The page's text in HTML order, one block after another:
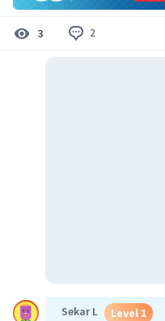
3 2
Sekar L Level 1